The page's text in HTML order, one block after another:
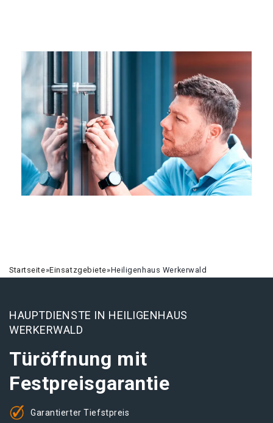
Startseite»Einsatzgebiete»Heiligenhaus Werkerwald
HAUPTDIENSTE IN HEILIGENHAUS
WERKERWALD
Türöffnung mit
Festpreisgarantie
Garantierter Tiefstpreis